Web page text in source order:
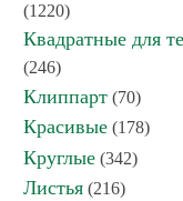
(1220)
Квадратные для
(246)
Клиппарт (70)
Красивые (178)
Круглые (342)
Листья (216)